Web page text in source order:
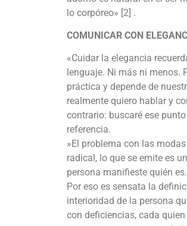
lo corpóreo» [2] .
COMUNICAR CON
«Cuidar la elegancia
lenguaje. Ni más ni menos.
práctica y depende de
realmente quiero hablar y
contrario: buscaré ese
referencia.
»El problema con las
radical, lo que se emite es
persona manifieste quién
Por eso es sensata la
interioridad de la persona
con deficiencias, cada